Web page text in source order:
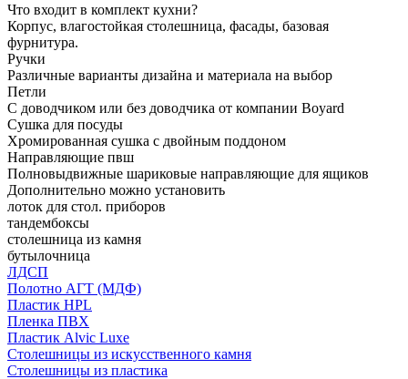
Что входит в комплект кухни?
Корпус, влагостойкая столешница, фасады, базовая
фурнитура.
Ручки
Различные варианты дизайна и материала на выбор
Петли
С доводчиком или без доводчика от компании Boyard
Сушка для посуды
Хромированная сушка с двойным поддоном
Направляющие пвш
Полновыдвижные шариковые направляющие для ящиков
Дополнительно можно установить
лоток для стол. приборов
тандембоксы
столешница из камня
бутылочница
ЛДСП
Полотно АГТ (МДФ)
Пластик HPL
Пленка ПВХ
Пластик Alvic Luxe
Столешницы из искусственного камня
Столешницы из пластика